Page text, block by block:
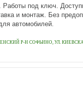
Работы под ключ.
и монтаж. Без
для автомобилей.
Р-Н СОФЬИНО, УЛ.